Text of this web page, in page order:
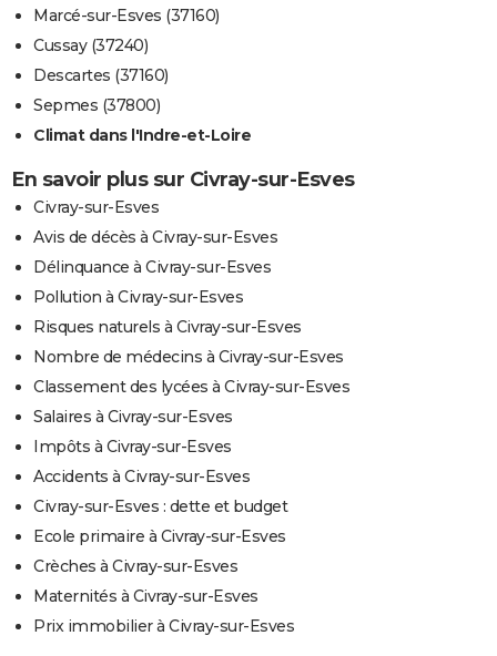
Marcé-sur-Esves (37160)
Cussay (37240)
Descartes (37160)
Sepmes (37800)
Climat dans l'Indre-et-Loire
En savoir plus sur Civray-sur-Esves
Civray-sur-Esves
Avis de décès à Civray-sur-Esves
Délinquance à Civray-sur-Esves
Pollution à Civray-sur-Esves
Risques naturels à Civray-sur-Esves
Nombre de médecins à Civray-sur-Esves
Classement des lycées à Civray-sur-Esves
Salaires à Civray-sur-Esves
Impôts à Civray-sur-Esves
Accidents à Civray-sur-Esves
Civray-sur-Esves : dette et budget
Ecole primaire à Civray-sur-Esves
Crèches à Civray-sur-Esves
Maternités à Civray-sur-Esves
Prix immobilier à Civray-sur-Esves